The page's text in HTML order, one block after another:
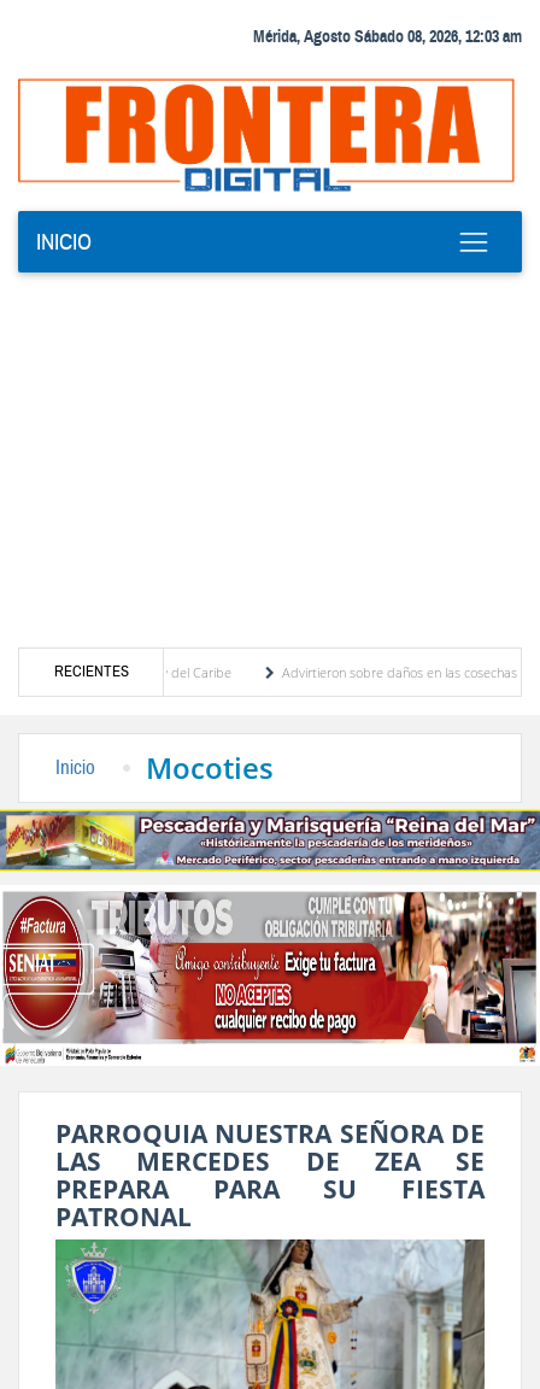
Mérida, Agosto Sábado 08, 2026, 12:03 am
INICIO
RECIENTES
Centroamericanos y del Caribe
Advirtieron sobre daños en las cosechas de los
Inicio Mocoties
PARROQUIA NUESTRA SEÑORA DE
LAS MERCEDES DE ZEA SE
PREPARA PARA SU FIESTA
PATRONAL